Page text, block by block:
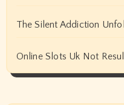
The Silent Addiction
Online Slots Uk Not